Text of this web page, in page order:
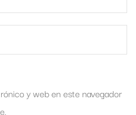
y web en este navegador